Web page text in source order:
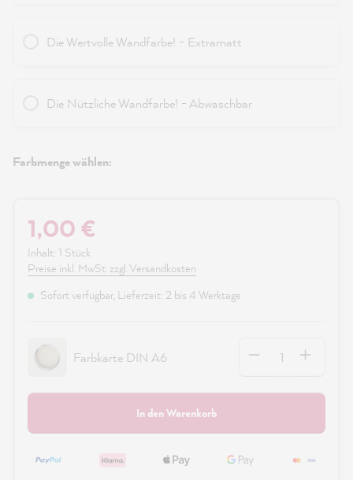
Die Wertvolle Wandfarbe! - Extramatt
Die Nützliche Wandfarbe! - Abwaschbar
Farbmenge wählen:
1,00 €
Inhalt: 1 Stück
Preise inkl. MwSt. zzgl. Versandkosten
Sofort verfügbar, Lieferzeit: 2 bis 4 Werktage
Farbkarte DIN A6
In den Warenkorb